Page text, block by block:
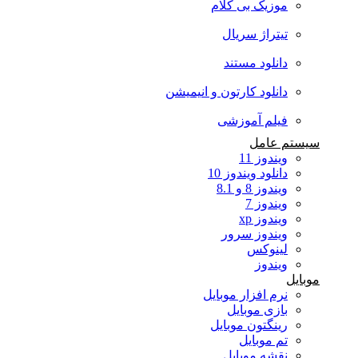
موزیک بی کلام
تیتراژ سریال
دانلود مستند
دانلود کارتون و انیمیشن
فیلم آموزشی
سیستم عامل
ویندوز 11
دانلود ویندوز 10
ویندوز 8 و 8.1
ویندوز 7
ویندوز xp
ویندوز سرور
لینوکس
ویندوز
نرم افزار موبایل
بازی موبایل
رینگتون موبایل
تم موبایل
نقشه موبایل